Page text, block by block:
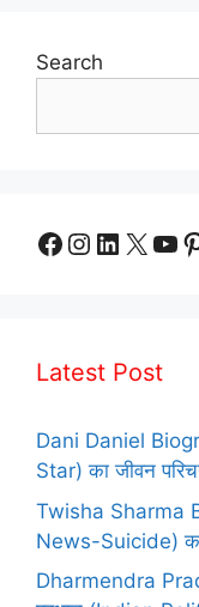
Search
Facebook
X
Latest Post
Dani Daniel
Star) का जीवन
Twisha Sharma
News-Suicide)
Dharmendra